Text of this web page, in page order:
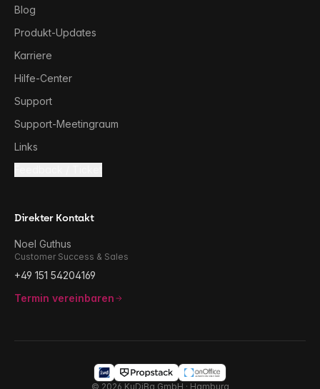
Blog
Produkt-Updates
Karriere
Hilfe-Center
Support
Support-Meetingraum
Links
Direkter Kontakt
Noel Guthus
Customer Success & Sales
+49 151 54204169
Termin vereinbaren
© 2026 KuDiBa GmbH · Hamburg